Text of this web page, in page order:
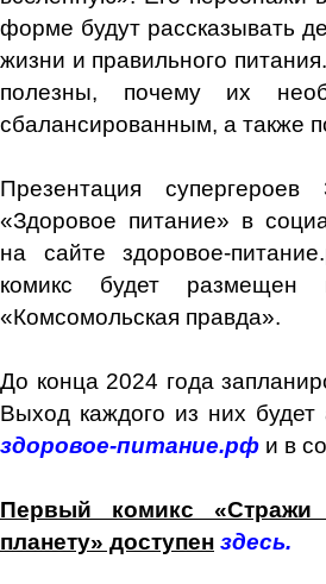
форме будут рассказывать
жизни и правильного
полезны, почему их
сбалансированным, а также
Презентация
«Здоровое питание» в
на сайте здоровое-
комикс будет размещен
«Комсомольская правда».
До конца 2024 года
Выход каждого из них будет
здоровое-питание.рф и в
Первый комикс
планету» доступен здесь.